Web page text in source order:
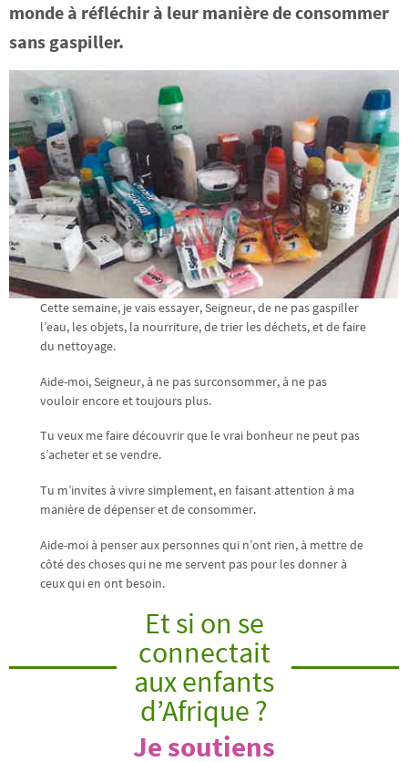
monde à réfléchir à leur manière de consommer
sans gaspiller.
Cette semaine, je vais essayer, Seigneur, de ne pas gaspiller
l’eau, les objets, la nourriture, de trier les déchets, et de faire
du nettoyage.
Aide-moi, Seigneur, à ne pas surconsommer, à ne pas
vouloir encore et toujours plus.
Tu veux me faire découvrir que le vrai bonheur ne peut pas
s’acheter et se vendre.
Tu m’invites à vivre simplement, en faisant attention à ma
manière de dépenser et de consommer.
Aide-moi à penser aux personnes qui n’ont rien, à mettre de
côté des choses qui ne me servent pas pour les donner à
ceux qui en ont besoin.
Et si on se
connectait
aux enfants
d’Afrique ?
Je soutiens